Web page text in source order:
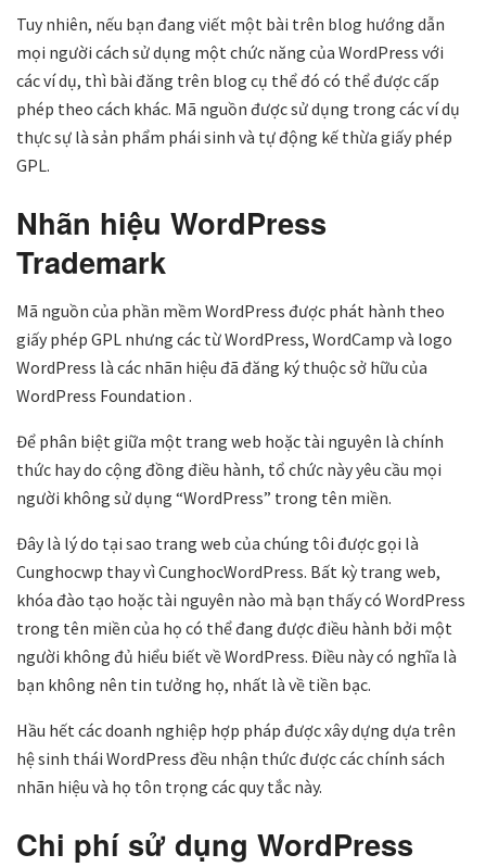
Tuy nhiên, nếu bạn đang viết một bài trên blog hướng dẫn
mọi người cách sử dụng một chức năng của WordPress với
các ví dụ, thì bài đăng trên blog cụ thể đó có thể được cấp
phép theo cách khác. Mã nguồn được sử dụng trong các ví dụ
thực sự là sản phẩm phái sinh và tự động kế thừa giấy phép
GPL.
Nhãn hiệu WordPress
Trademark
Mã nguồn của phần mềm WordPress được phát hành theo
giấy phép GPL nhưng các từ WordPress, WordCamp và logo
WordPress là các nhãn hiệu đã đăng ký thuộc sở hữu của
WordPress Foundation .
Để phân biệt giữa một trang web hoặc tài nguyên là chính
thức hay do cộng đồng điều hành, tổ chức này yêu cầu mọi
người không sử dụng “WordPress” trong tên miền.
Đây là lý do tại sao trang web của chúng tôi được gọi là
Cunghocwp thay vì CunghocWordPress. Bất kỳ trang web,
khóa đào tạo hoặc tài nguyên nào mà bạn thấy có WordPress
trong tên miền của họ có thể đang được điều hành bởi một
người không đủ hiểu biết về WordPress. Điều này có nghĩa là
bạn không nên tin tưởng họ, nhất là về tiền bạc.
Hầu hết các doanh nghiệp hợp pháp được xây dựng dựa trên
hệ sinh thái WordPress đều nhận thức được các chính sách
nhãn hiệu và họ tôn trọng các quy tắc này.
Chi phí sử dụng WordPress